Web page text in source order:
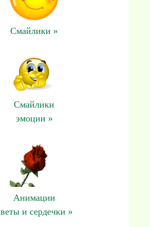
Смайлики »
Смайлики
эмоции »
Анимации
и сердечки »